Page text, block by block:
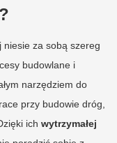
niesie za sobą szereg
budowlane i
narzędziem do
przy budowie dróg,
ich wytrzymałej